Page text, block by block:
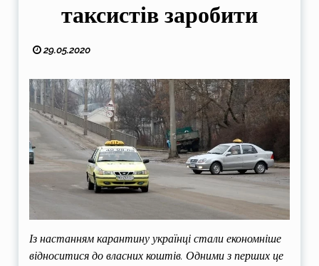
таксистів заробити
29.05.2020
Із настанням карантину українці стали економніше
відноситися до власних коштів. Одними з перших це